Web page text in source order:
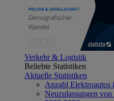
Verkehr & Logistik
Beliebte Statistiken
Aktuelle Statistiken
Anzahl Elektroautos
Neuzulassungen